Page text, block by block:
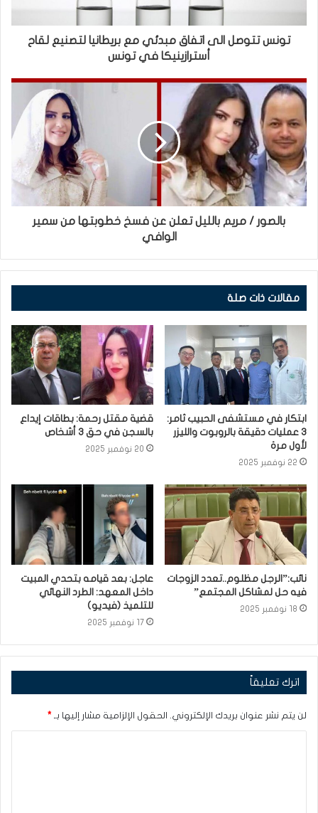
تونس تتوصل الى اتفاق مبدئي مع بريطانيا لتصنيع لقاح
أسترازينيكا في تونس
بالصور / مريم بالليل تعلن عن فسخ خطوبتها من سمير
الوافي
مقالات ذات صلة
ابتكار في مستشفى الحبيب ثامر:
3 عمليات دقيقة بالروبوت والليزر
لأول مرة
22 نوفمبر 2025
قضية مقتل رحمة: بطاقات إيداع
بالسجن في حق 3 أشخاص
20 نوفمبر 2025
نائب:”الرجل مظلوم..تعدد الزوجات
فيه حل لمشاكل المجتمع”
18 نوفمبر 2025
عاجل: بعد قيامه بتحدي المبيت
داخل المعهد: الطرد النهائي
للتلميذ (فيديو)
17 نوفمبر 2025
اترك تعليقاً
لن يتم نشر عنوان بريدك الإلكتروني. الحقول الإلزامية مشار إليها بـ *